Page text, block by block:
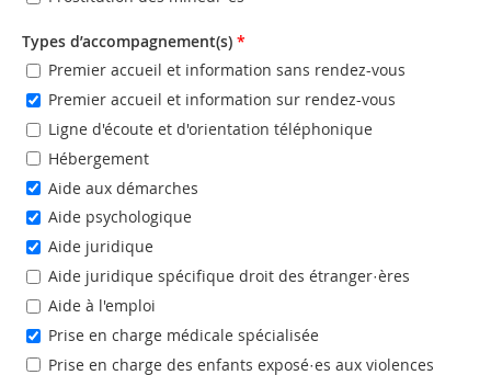
Types d’accompagnement(s) *
Premier accueil et information sans rendez-vous
Premier accueil et information sur rendez-vous
Ligne d'écoute et d'orientation téléphonique
Hébergement
Aide aux démarches
Aide psychologique
Aide juridique
Aide juridique spécifique droit des étranger·ères
Aide à l'emploi
Prise en charge médicale spécialisée
Prise en charge des enfants exposé·es aux violences